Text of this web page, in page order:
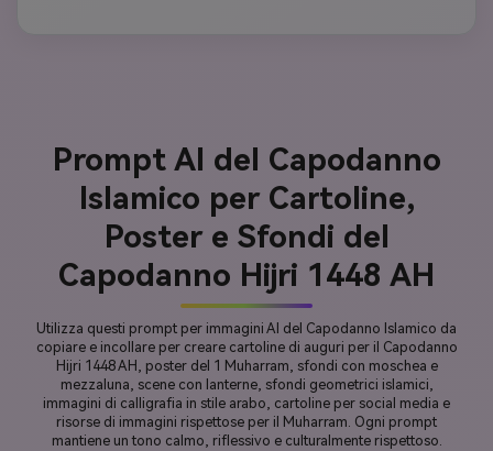
Prompt AI del Capodanno
Islamico per Cartoline,
Poster e Sfondi del
Capodanno Hijri 1448 AH
Utilizza questi prompt per immagini AI del Capodanno Islamico da
copiare e incollare per creare cartoline di auguri per il Capodanno
Hijri 1448 AH, poster del 1 Muharram, sfondi con moschea e
mezzaluna, scene con lanterne, sfondi geometrici islamici,
immagini di calligrafia in stile arabo, cartoline per social media e
risorse di immagini rispettose per il Muharram. Ogni prompt
mantiene un tono calmo, riflessivo e culturalmente rispettoso.